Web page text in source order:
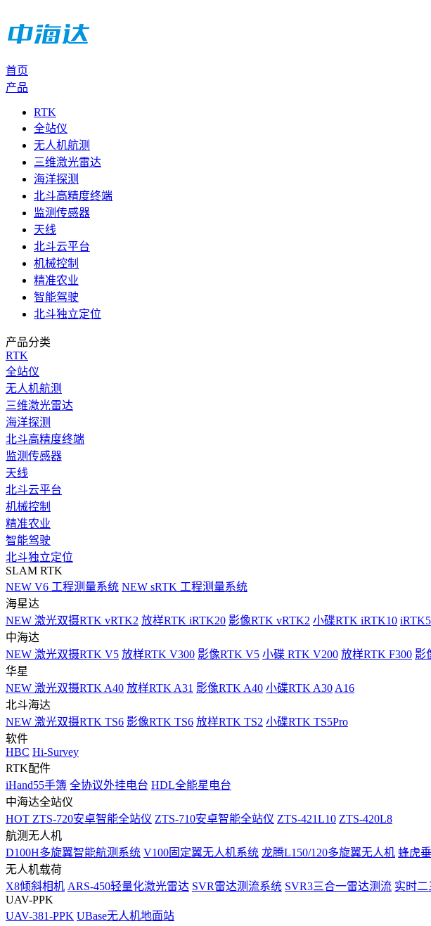
首页
产品
RTK
全站仪
无人机航测
三维激光雷达
海洋探测
北斗高精度终端
监测传感器
天线
北斗云平台
机械控制
精准农业
智能驾驶
北斗独立定位
产品分类
RTK
全站仪
无人机航测
三维激光雷达
海洋探测
北斗高精度终端
监测传感器
天线
北斗云平台
机械控制
精准农业
智能驾驶
北斗独立定位
SLAM RTK
NEW V6 工程测量系统 NEW sRTK 工程测量系统
海星达
NEW 激光双摄RTK vRTK2 放样RTK iRTK20 影像RTK vRTK2 小碟RTK iRTK10
中海达
NEW 激光双摄RTK V5 放样RTK V300 影像RTK V5 小碟 RTK V200 放样RTK F300 影
华星
NEW 激光双摄RTK A40 放样RTK A31 影像RTK A40 小碟RTK A30 A16
北斗海达
NEW 激光双摄RTK TS6 影像RTK TS6 放样RTK TS2 小碟RTK TS5Pro
软件
HBC Hi-Survey
RTK配件
iHand55手簿 全协议外挂电台 HDL全能星电台
中海达全站仪
HOT ZTS-720安卓智能全站仪 ZTS-710安卓智能全站仪 ZTS-421L10 ZTS-420L8
航测无人机
D100H多旋翼智能航测系统 V100固定翼无人机系统 龙腾L150/120多旋翼无人机 蜂虎
无人机载荷
X8倾斜相机 ARS-450轻量化激光雷达 SVR雷达测流系统 SVR3三合一雷达测流 实时
UAV-PPK
UAV-381-PPK UBase无人机地面站